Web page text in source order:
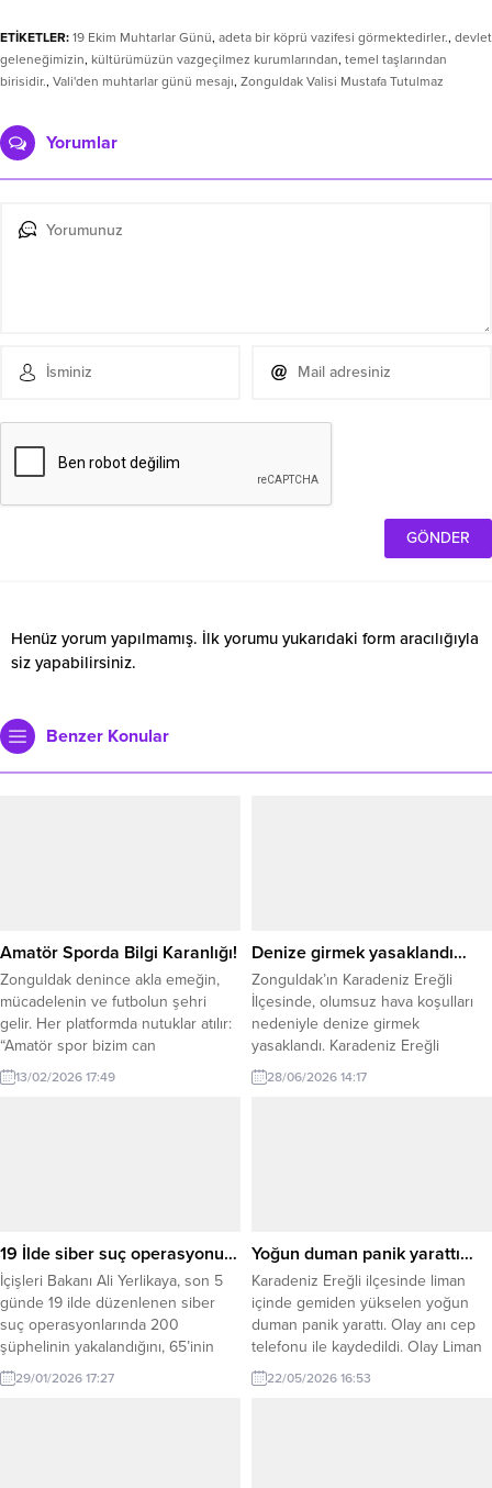
ETİKETLER: 19 Ekim Muhtarlar Günü, adeta bir köprü vazifesi görmektedirler., devlet
geleneğimizin, kültürümüzün vazgeçilmez kurumlarından, temel taşlarından
birisidir., Vali'den muhtarlar günü mesajı, Zonguldak Valisi Mustafa Tutulmaz
Yorumlar
Henüz yorum yapılmamış. İlk yorumu yukarıdaki form aracılığıyla
siz yapabilirsiniz.
Benzer Konular
Amatör Sporda Bilgi Karanlığı!
Zonguldak denince akla emeğin,
mücadelenin ve futbolun şehri
gelir. Her platformda nutuklar atılır:
“Amatör spor bizim can
damarımızdır, gençlerimiz
geleceğimizdir!” Peki, sormak lazım;
13/02/2026 17:49
Denize girmek yasaklandı…
Zonguldak’ın Karadeniz Ereğli
İlçesinde, olumsuz hava koşulları
nedeniyle denize girmek
yasaklandı. Karadeniz Ereğli
Kaymakamlığından yapılan açıklama
şöyle: “Olumsuz hava ve deniz
olumsuzluğun yaşanmaması adına
alınan bu karara titizlikle...
28/06/2026 14:17
19 İlde siber suç operasyonu…
İçişleri Bakanı Ali Yerlikaya, son 5
günde 19 ilde düzenlenen siber
suç operasyonlarında 200
şüphelinin yakalandığını, 65’inin
tutuklandığını açıkladı. İçişleri
Bakanı Ali Yerlikaya, Siber Suçlarla
29/01/2026 17:27
Yoğun duman panik yarattı…
Karadeniz Ereğli ilçesinde liman
içinde gemiden yükselen yoğun
duman panik yarattı. Olay anı cep
telefonu ile kaydedildi. Olay Liman
girişinde meydana geldi. İddiaya
göre liman içinde demir atan
22/05/2026 16:53